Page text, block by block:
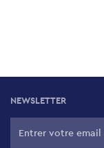
NEWSLETTER